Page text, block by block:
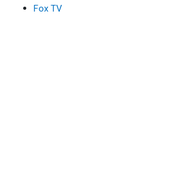
Fox TV